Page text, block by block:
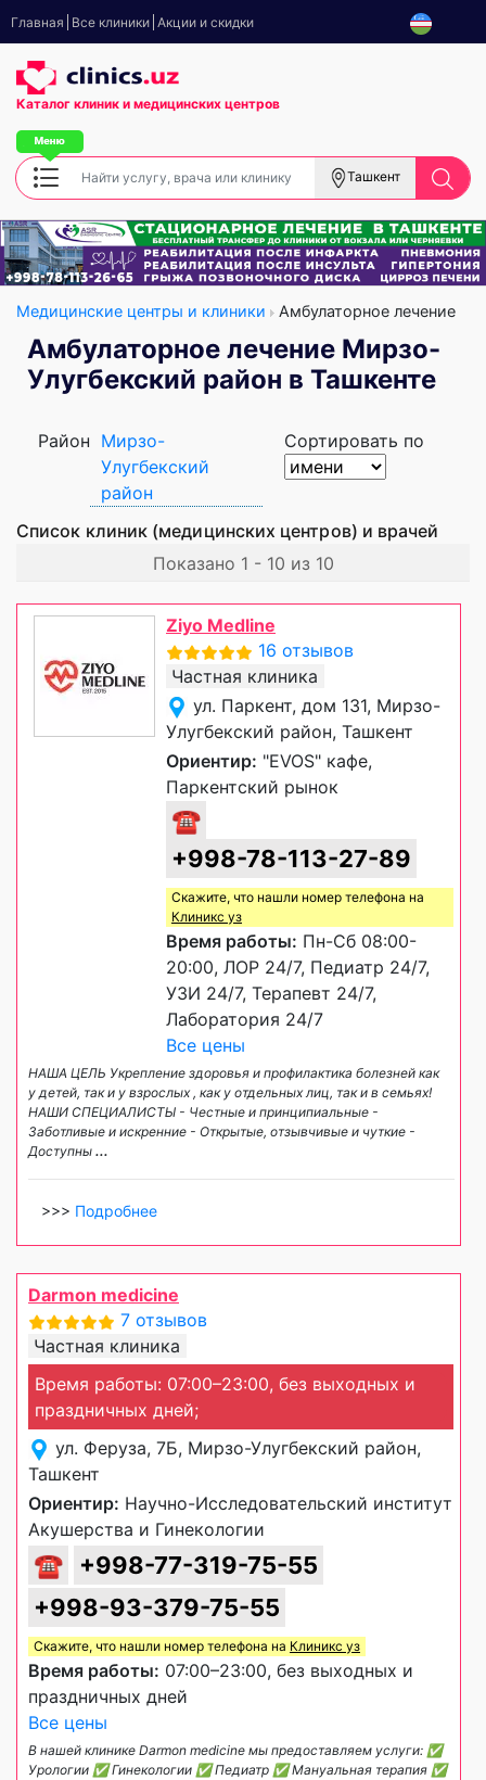
Главная Все клиники Акции и скидки
Каталог клиник и медицинских центров
Ташкент
Медицинские центры и клиники Амбулаторное лечение
Амбулаторное лечение Мирзо-
Улугбекский район в Ташкенте
Район Мирзо-
Улугбекский
район
Сортировать по
Список клиник (медицинских центров) и врачей
Показано 1 - 10 из 10
Ziyo Medline
16 отзывов
Частная клиника
ул. Паркент, дом 131, Мирзо-
Улугбекский район, Ташкент
Ориентир: "EVOS" кафе,
Паркентский рынок
☎
+998-78-113-27-89
Скажите, что нашли номер телефона на
Клиникс уз
Время работы: Пн-Сб 08:00-
20:00, ЛОР 24/7, Педиатр 24/7,
УЗИ 24/7, Терапевт 24/7,
Лаборатория 24/7
Все цены
НАША ЦЕЛЬ Укрепление здоровья и профилактика болезней как
у детей, так и у взрослых , как у отдельных лиц, так и в семьях!
НАШИ СПЕЦИАЛИСТЫ - Честные и принципиальные -
Заботливые и искренние - Открытые, отзывчивые и чуткие -
Доступны ...
>>> Подробнее
Darmon medicine
7 отзывов
Частная клиника
Время работы: 07:00–23:00, без выходных и
праздничных дней;
ул. Феруза, 7Б, Мирзо-Улугбекский район,
Ташкент
Ориентир: Научно-Исследовательский институт
Акушерства и Гинекологии
☎
+998-77-319-75-55
+998-93-379-75-55
Скажите, что нашли номер телефона на Клиникс уз
Время работы: 07:00–23:00, без выходных и
праздничных дней
Все цены
В нашей клинике Darmon medicine мы предоставляем услуги: ✅
Урологии ✅ Гинекологии ✅ Педиатр ✅ Мануальная терапия ✅